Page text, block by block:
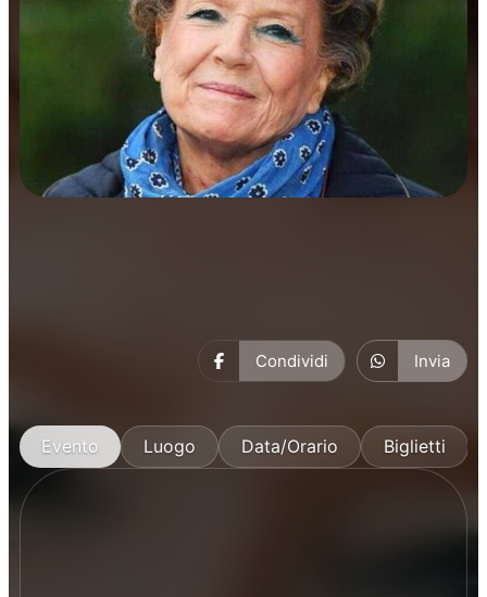
Condividi Invia
Evento Luogo Data/Orario Biglietti